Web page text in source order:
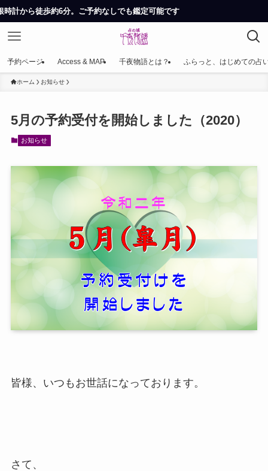
6分。ご予約なしでも鑑定可能です
予約ページ Access & MAP 千夜物語とは？ ふらっと、はじめての占
ホーム お知らせ
5月の予約受付を開始しました（2020）
お知らせ
皆様、いつもお世話になっております。
さて、